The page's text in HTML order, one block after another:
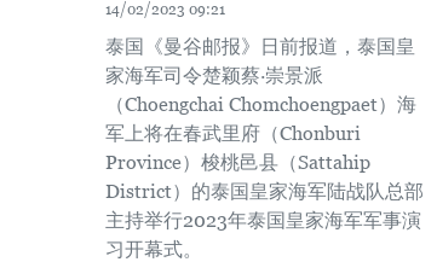
14/02/2023 09:21
泰国《曼谷邮报》日前报道，泰国皇
家海军司令楚颖蔡·崇景派
（Choengchai Chomchoengpaet）海
军上将在春武里府（Chonburi
Province）梭桃邑县（Sattahip
District）的泰国皇家海军陆战队总部
主持举行2023年泰国皇家海军军事演
习开幕式。